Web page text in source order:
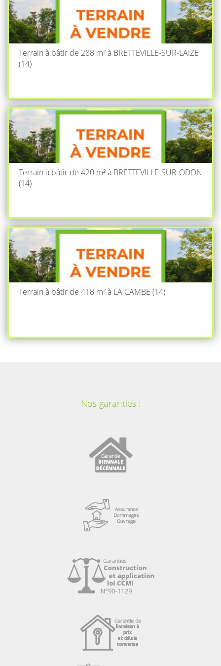
Terrain à bâtir de 288 m² à BRETTEVILLE-SUR-LAIZE
(14)
Terrain à bâtir de 420 m² à BRETTEVILLE-SUR-ODON
(14)
Terrain à bâtir de 418 m² à LA CAMBE (14)
Nos garanties :